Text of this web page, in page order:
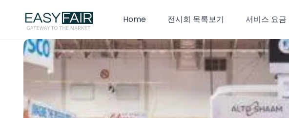
Home 전시회 목록보기 서비스 요금